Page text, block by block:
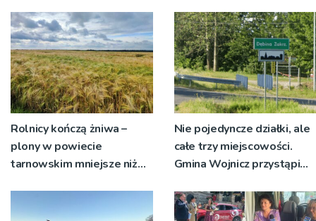
Rolnicy kończą żniwa –
plony w powiecie
tarnowskim mniejsze niż
Nie pojedyncze działki, ale
całe trzy miejscowości.
Gmina Wojnicz przystąpi
planistycznych